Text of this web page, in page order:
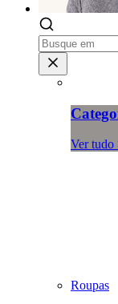
Ver tudo
Roupas